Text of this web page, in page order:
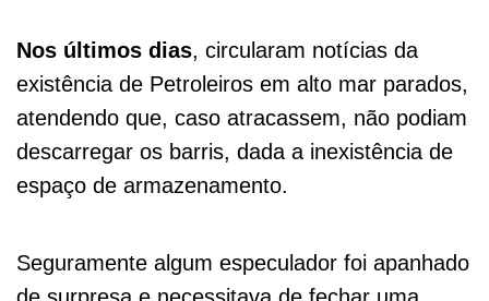
Nos últimos dias, circularam notícias da
existência de Petroleiros em alto mar parados,
atendendo que, caso atracassem, não podiam
descarregar os barris, dada a inexistência de
espaço de armazenamento.
Seguramente algum especulador foi apanhado